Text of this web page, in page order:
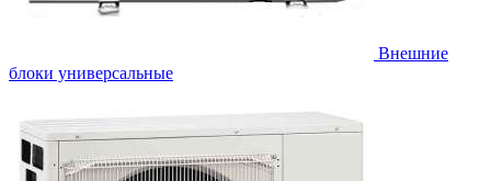
Внешние
блоки универсальные